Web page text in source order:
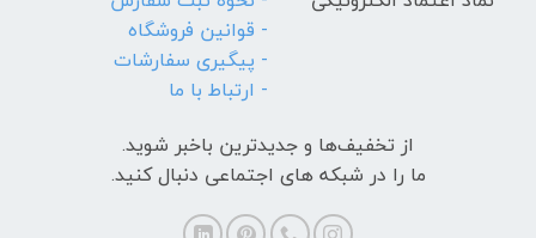
- قوانین فروشگاه
- پیگیری سفارشات
- ارتباط با ما
از تخفیف‌ها و جدیدترین‌ باخبر شوید.
ما را در شبکه های اجتماعی دنبال کنید.